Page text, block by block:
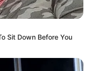
den
Sit Down Before You